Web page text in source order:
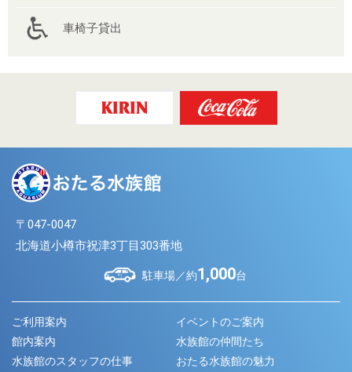
車椅子貸出
〒047-0047
北海道小樽市祝津3丁目303番地
駐車場／約1,000台
ご利用案内
イベントのご案内
館内案内
水族館の仲間たち
水族館のスタッフの仕事
おたる水族館の魅力